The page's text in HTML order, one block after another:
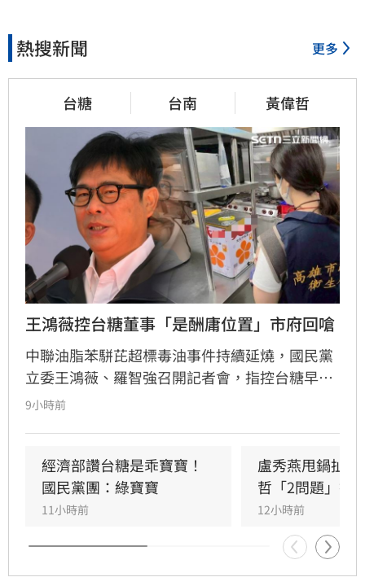
熱搜新聞 更多
台糖 台南 黃偉哲
王鴻薇控台糖董事「是酬庸位置」市府回嗆
中聯油脂苯駢芘超標毒油事件持續延燒，國民黨
立委王鴻薇、羅智強召開記者會，指控台糖早在
五月即知情卻隱匿不報，並質疑台糖董事會淪為
回，強調陳其邁市長未曾推薦台糖人事，呼籲勿
惡意抹黑。同時，高市府反擊指出王鴻薇曾收受
遭重罰的南僑油脂政治獻金，質疑其發言動機。
雙方陣營針對台糖人事布局與食安通報責任展開
激烈政治攻防，事件背後的政治角力與食安疑雲
恐將持續擴大，民眾對於食安把關的信任度亦備
9小時前
經濟部讚台糖是乖寶寶！
國民黨團：綠寶寶
11小時前
盧秀燕甩鍋扯
哲「2問題」打
12小時前